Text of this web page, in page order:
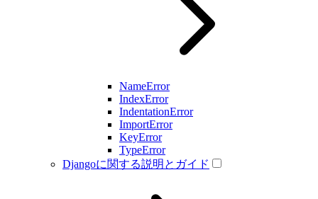
NameError
IndexError
IndentationError
ImportError
KeyError
TypeError
Djangoに関する説明とガイド